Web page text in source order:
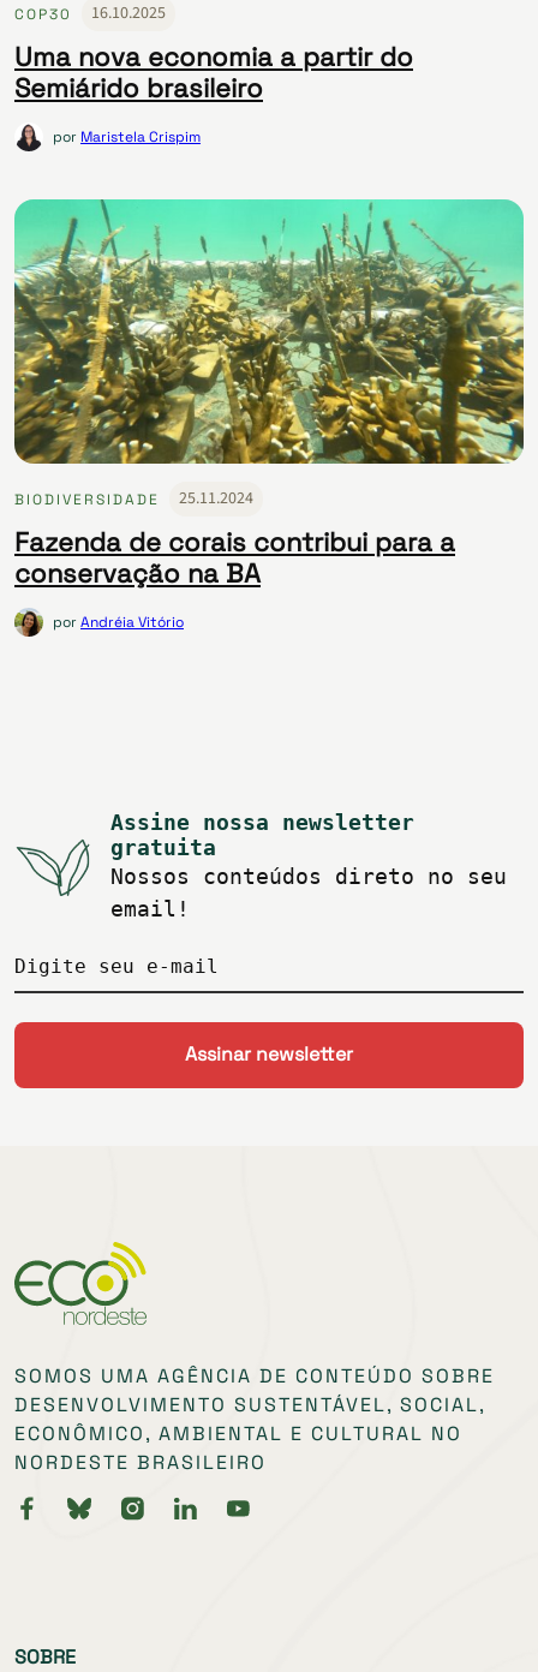
COP30 16.10.2025
Uma nova economia a partir do
Semiárido brasileiro
por Maristela Crispim
BIODIVERSIDADE 25.11.2024
Fazenda de corais contribui para a
conservação na BA
porAndréia Vitório
Assine nossa newsletter
gratuita
Nossos conteúdos direto no seu
email!
Digite seu e-mail
SOMOS UMA AGÊNCIA DE CONTEÚDO SOBRE
DESENVOLVIMENTO SUSTENTÁVEL, SOCIAL,
ECONÔMICO, AMBIENTAL E CULTURAL NO
NORDESTE BRASILEIRO
SOBRE